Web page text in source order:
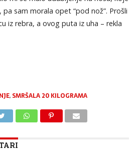
sam morala opet “pod nož”. Prošli
iz rebra, a ovog puta iz uha – rekla
, SMRŠALA 20 KILOGRAMA